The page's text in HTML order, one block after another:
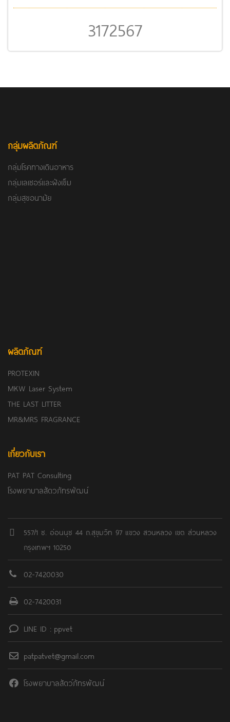
3172567
กลุ่มผลิตภัณฑ์
กลุ่มโรคทางเดินอาหาร
กลุ่มเลเซอร์และฝังเข็ม
กลุ่มสุขอนามัย
ผลิตภัณฑ์
PROTEXIN
MKW Laser System
THE LAST LITTER
MR&MRS FRAGRANCE
เกี่ยวกับเรา
PAT PAT Consulting
โรงพยาบาลสัตวภัทรพัฒน์
557/1 ซ. อ่อนนุช 44 ถ.สุขุมวิท 97 แขวง สวนหลวง เขต ส่วนหลวง
กรุงเทพฯ 10250
02-7420030
02-7420031
LINE ID : ppvet
patpatvet@gmail.com
โรงพยาบาลสัตว์ภัทรพัฒน์์